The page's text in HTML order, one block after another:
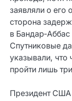
заявляли о его
сторона
в
Спутниковые
указывали, что
пройти лишь
Президент